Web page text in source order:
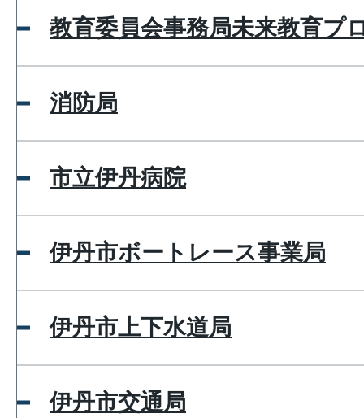
教育委員会事務局未来教育プ
消防局
市立伊丹病院
伊丹市ボートレース事業局
伊丹市上下水道局
伊丹市交通局